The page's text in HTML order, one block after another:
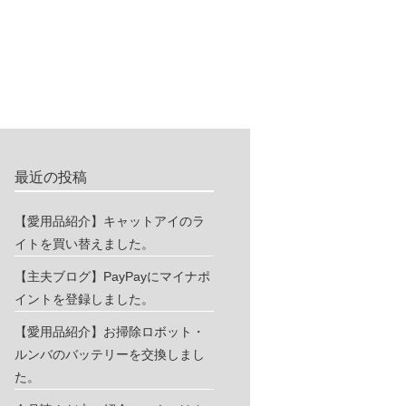
最近の投稿
【愛用品紹介】キャットアイのラ
イトを買い替えました。
【主夫ブログ】PayPayにマイナポ
イントを登録しました。
【愛用品紹介】お掃除ロボット・
ルンバのバッテリーを交換しまし
た。